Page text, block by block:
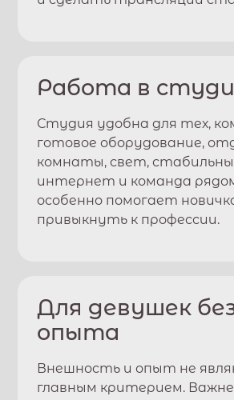
Работа в
Студия удобна для тех,
готовое оборудование,
комнаты, свет,
интернет и команда
особенно помогает
привыкнуть к профессии.
Для девушек
опыта
Внешность и опыт не
главным критерием.